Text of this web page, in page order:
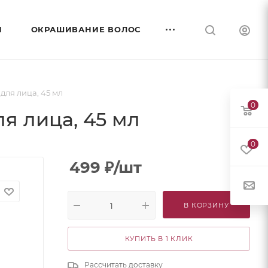
ОКРАШИВАНИЕ ВОЛОС
лица, 45 мл
лица, 45 мл
499 ₽/шт
В КОРЗИНУ
КУПИТЬ В 1 КЛИК
Рассчитать доставку
0
0